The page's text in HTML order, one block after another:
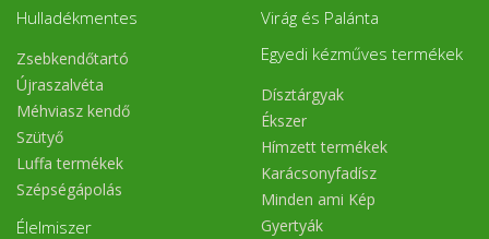
Hulladékmentes
Zsebkendőtartó
Újraszalvéta
Méhviasz kendő
Szütyő
Luffa termékek
Szépségápolás
Élelmiszer
Virág és Palánta
Egyedi kézműves termékek
Dísztárgyak
Ékszer
Hímzett termékek
Karácsonyfadísz
Minden ami Kép
Gyertyák